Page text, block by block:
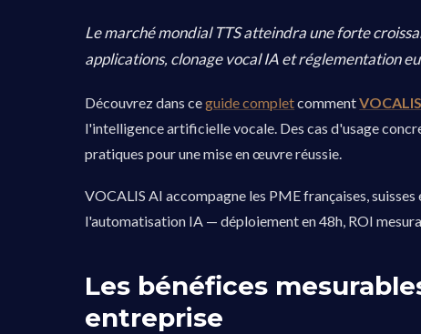
Le marché mondial TTS atteindra une forte
applications, clonage vocal IA et réglementation
Découvrez dans ceguide completcomment
l'intelligence artificielle vocale. Des cas d'usage
pratiques pour une mise en œuvre réussie.
VOCALIS AI accompagne les PME françaises,
l'automatisation IA — déploiement en 48h, ROI
Les bénéfices
entreprise